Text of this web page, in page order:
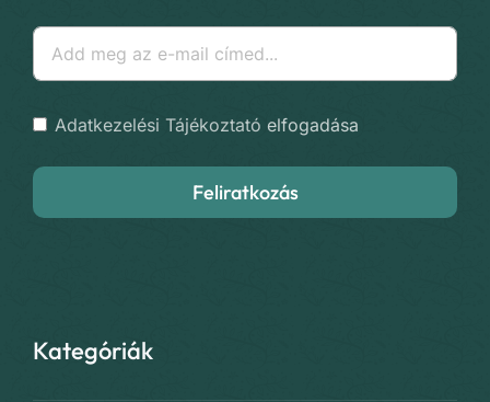
Adatkezelési Tájékoztató elfogadása
Feliratkozás
Kategóriák